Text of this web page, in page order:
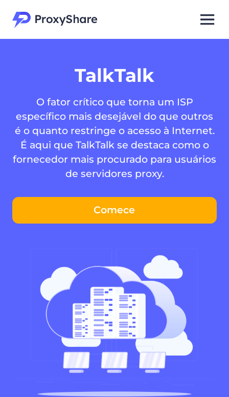
TalkTalk
O fator crítico que torna um ISP
específico mais desejável do que outros
é o quanto restringe o acesso à Internet.
É aqui que TalkTalk se destaca como o
fornecedor mais procurado para usuários
de servidores proxy.
Comece